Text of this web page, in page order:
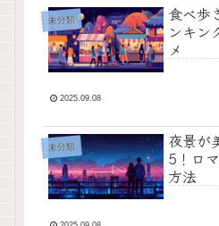
未分類
食べ歩
ンキン
メ
2025.09.08
未分類
夜景が
5！ロ
方法